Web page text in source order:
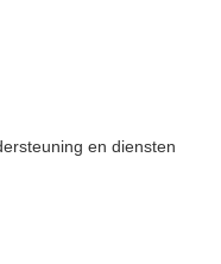
en diensten